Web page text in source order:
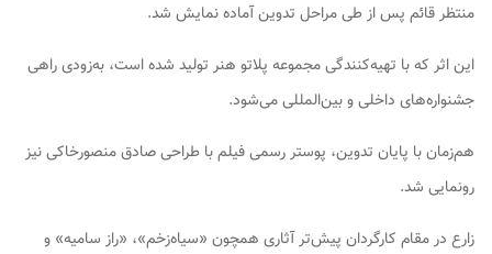
منتظر قائم پس از طی مراحل تدوین آماده نمایش شد.
این اثر که با تهیه‌کنندگی مجموعه پلاتو هنر تولید شده است، به‌زودی راهی
جشنواره‌های داخلی و بین‌المللی می‌شود.
هم‌زمان با پایان تدوین، پوستر رسمی فیلم با طراحی صادق منصورخاکی نیز
رونمایی شد.
زارع در مقام کارگردان پیش‌تر آثاری همچون «سیاه‌زخم»، «راز سامیه» و